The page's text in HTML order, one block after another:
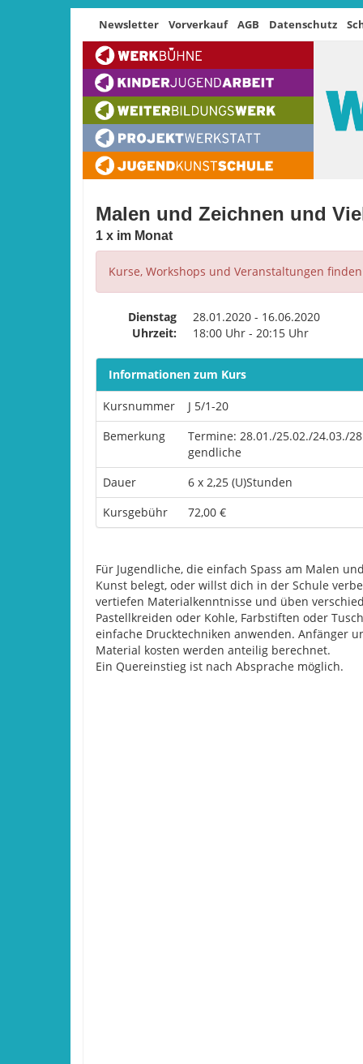
Newsletter Vorverkauf AGB Datenschutz
Malen und Zeichnen und
1 x im Monat
Kurse, Workshops und Veranstaltungen
Dienstag
28.01.2020 - 16.06.2020
Uhrzeit:
18:00 Uhr - 20:15 Uhr
Informationen zum Kurs
Kursnummer
J 5/1-20
Bemerkung
Termine: 28.01./25.02./24.03./
gendliche
Dauer
6 x 2,25 (U)Stunden
Kursgebühr
72,00 €
Für Jugendliche, die einfach Spass am Malen
Kunst belegt, oder willst dich in der Schule
vertiefen Materialkenntnisse und üben
Pastellkreiden oder Kohle, Farbstiften oder
einfache Drucktechniken anwenden. Anfänger
Material kosten werden anteilig berechnet.
Ein Quereinstieg ist nach Absprache möglich.